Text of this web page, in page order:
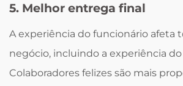
5. Melhor entrega final
A experiência do funcionário afeta
negócio, incluindo a experiência
Colaboradores felizes são mais